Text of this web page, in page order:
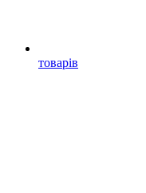
товарів